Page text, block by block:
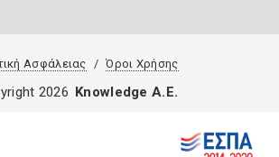
Ασφάλειας Όροι Χρήσης
2026 Knowledge A.E.